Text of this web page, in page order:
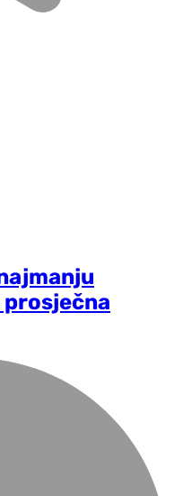
prosječna